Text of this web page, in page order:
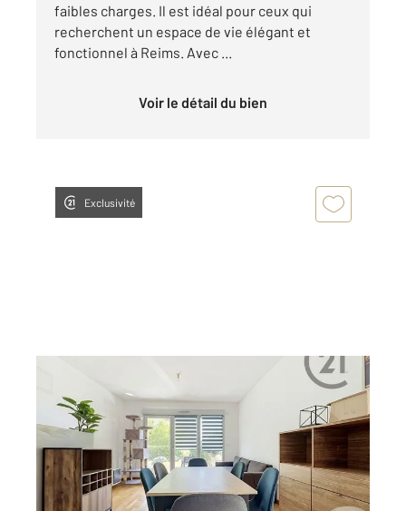
faibles charges. Il est idéal pour ceux qui
recherchent un espace de vie élégant et
fonctionnel à Reims. Avec ...
Voir le détail du bien
Exclusivité
45,52 m
, 2 pièces
Ref : 18436
Appartement F2 à vendre
199 000 €
Visiter le site dédié